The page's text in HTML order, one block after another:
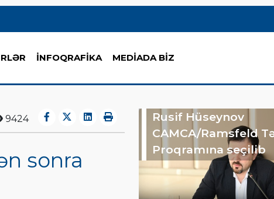
İNFOQRAFİKA MEDİADA BİZ
9424
sonra
Rusif Hüseynov
CAMCA/Ramsfeld
Proqramına seçilib